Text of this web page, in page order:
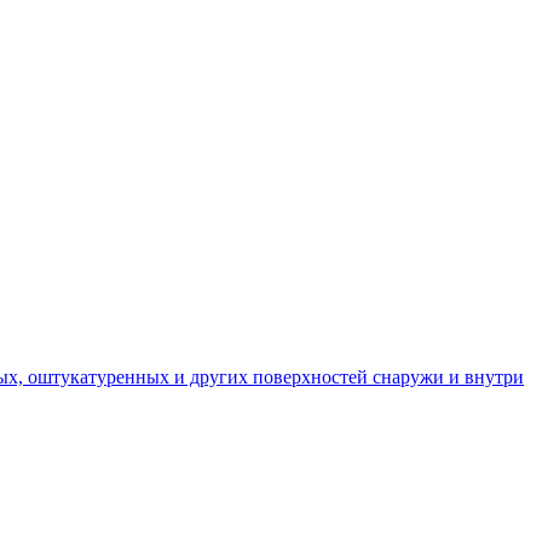
оштукатуренных и других поверхностей снаружи и внутри